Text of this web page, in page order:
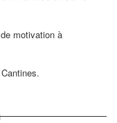
motivation à